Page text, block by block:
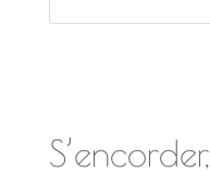
S’encorder,